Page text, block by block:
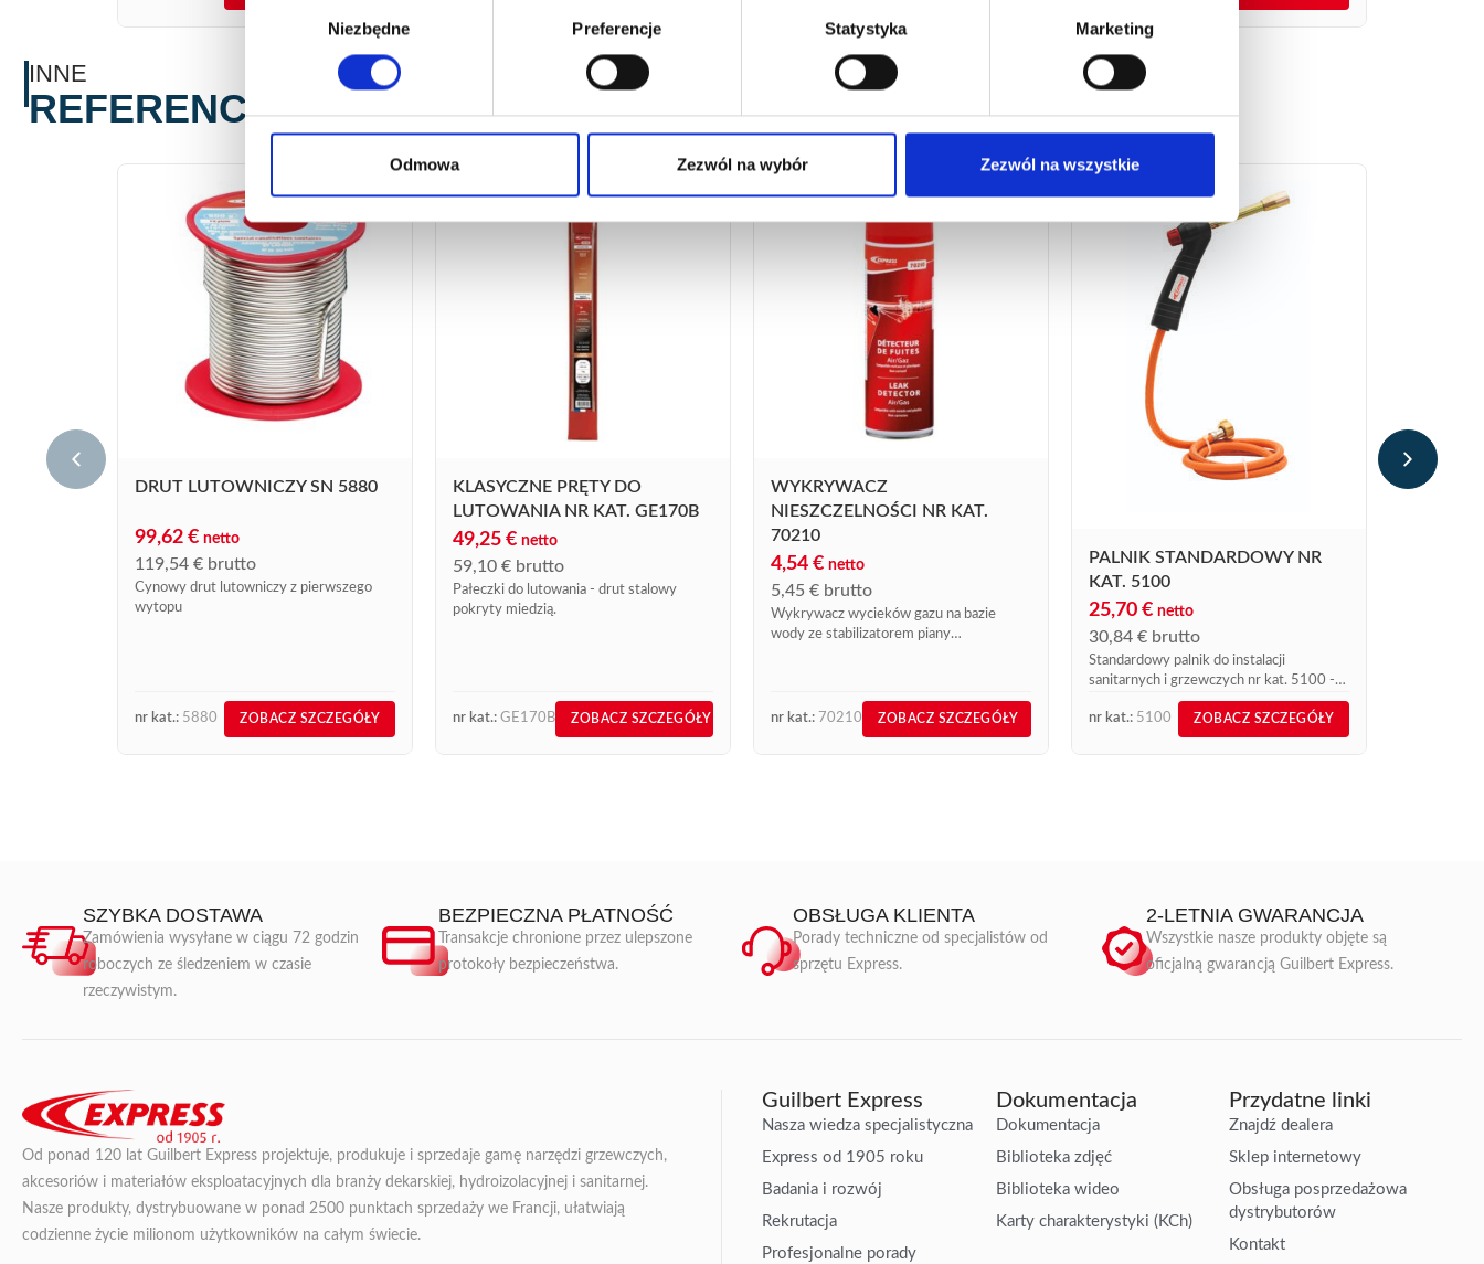
Niezbędne Preferencje Statystyka Marketing
Odmowa Zezwól na wybór Zezwól na wszystkie
INNE
REFERENCJE
DRUT LUTOWNICZY SN 5880
99,62 € netto
119,54 € brutto
Cynowy drut lutowniczy z pierwszego
wytopu
nr kat.: 5880 ZOBACZ SZCZEGÓŁY
KLASYCZNE PRĘTY DO
LUTOWANIA NR KAT. GE170B
49,25 € netto
59,10 € brutto
Pałeczki do lutowania - drut stalowy
pokryty miedzią.
nr kat.: GE170B ZOBACZ SZCZEGÓŁY
WYKRYWACZ
NIESZCZELNOŚCI NR KAT.
70210
4,54 € netto
5,45 € brutto
Wykrywacz wycieków gazu na bazie
wody ze stabilizatorem piany
nr kat.: 70210 ZOBACZ SZCZEGÓŁY
PALNIK STANDARDOWY NR
KAT. 5100
25,70 € netto
30,84 € brutto
Standardowy palnik do instalacji
sanitarnych i grzewczych nr kat. 5100 -
bardzo przydatny.
nr kat.: 5100 ZOBACZ SZCZEGÓŁY
239,97
287,96
Cynowy
SZYBKA DOSTAWA
Zamówienia wysyłane w ciągu 72 godzin
roboczych ze śledzeniem w czasie
rzeczywistym.
BEZPIECZNA PŁATNOŚĆ
Transakcje chronione przez ulepszone
protokoły bezpieczeństwa.
OBSŁUGA KLIENTA
Porady techniczne od specjalistów od
sprzętu Express.
2-LETNIA GWARANCJA
Wszystkie nasze produkty objęte są
oficjalną gwarancją Guilbert Express.
Od ponad 120 lat Guilbert Express projektuje, produkuje i sprzedaje gamę narzędzi grzewczych,
akcesoriów i materiałów eksploatacyjnych dla branży dekarskiej, hydroizolacyjnej i sanitarnej.
Nasze produkty, dystrybuowane w ponad 2500 punktach sprzedaży we Francji, ułatwiają
codzienne życie milionom użytkowników na całym świecie.
Guilbert Express
Nasza wiedza specjalistyczna
Express od 1905 roku
Badania i rozwój
Rekrutacja
Profesjonalne porady
Dokumentacja
Dokumentacja
Biblioteka zdjęć
Biblioteka wideo
Karty charakterystyki (KCh)
Przydatne linki
Znajdź dealera
Sklep internetowy
Obsługa posprzedażowa
dystrybutorów
Kontakt